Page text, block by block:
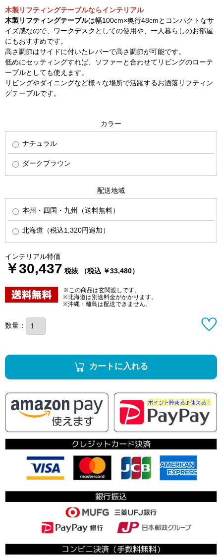
木製リフティングテーブルならインテリアル
木製リフティングテーブルは幅100cm×奥行48cmとコンパクトなサ
イズ感なので、ワークデスクとしての使用や、一人暮らしのお部屋
にもおすすめです。
高さ調節はサイドに付いたレバーで高さ調節が可能です。
低めにセッティングすれば、ソファーと合わせてリビングのローテ
ーブルとしても使えます。
リビングやダイニングなど様々な場所で活躍するお洒落リフティン
グテーブルです。
カラー
ナチュラル
ダークブラウン
配送地域
本州・四国・九州（送料無料）
北海道（税込1,320円追加）
インテリアル特価
￥30,437 税抜 （税込 ￥33,480）
※この商品は玄関渡しです。
※北海道は別途料金がかかります。
※沖縄・離島は配送できません。
数量：
カートに入れる